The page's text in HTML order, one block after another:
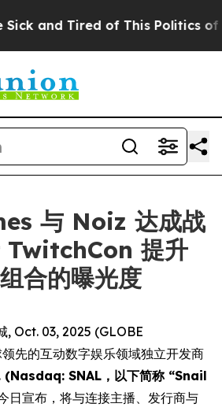
and Tired of This Politics of
与 Noiz 达成战
TwitchCon 提升
合的曝光度
, Oct. 03, 2025 (GLOBE
先的互动数字娱乐领域独立开发商
SNAL，以下简称 “Snail
日宣布，将与连接主播、发行商与